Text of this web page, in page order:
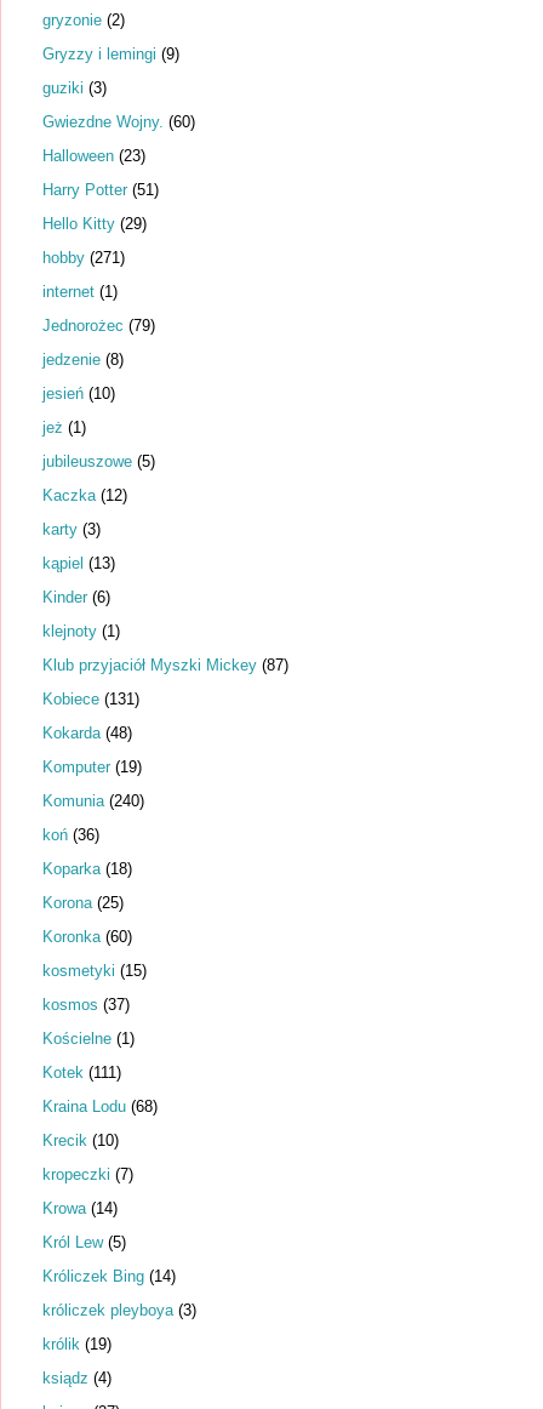
gryzonie (2)
Gryzzy i lemingi (9)
guziki (3)
Gwiezdne Wojny. (60)
Halloween (23)
Harry Potter (51)
Hello Kitty (29)
hobby (271)
internet (1)
Jednorożec (79)
jedzenie (8)
jesień (10)
jeż (1)
jubileuszowe (5)
Kaczka (12)
karty (3)
kąpiel (13)
Kinder (6)
klejnoty (1)
Klub przyjaciół Myszki Mickey (87)
Kobiece (131)
Kokarda (48)
Komputer (19)
Komunia (240)
koń (36)
Koparka (18)
Korona (25)
Koronka (60)
kosmetyki (15)
kosmos (37)
Kościelne (1)
Kotek (111)
Kraina Lodu (68)
Krecik (10)
kropeczki (7)
Krowa (14)
Król Lew (5)
Króliczek Bing (14)
króliczek pleyboya (3)
królik (19)
ksiądz (4)